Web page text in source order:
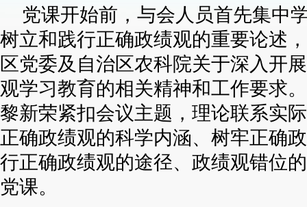
党课开始前，与会人员首先集中
树立和践行正确政绩观的重要论述
区党委及自治区农科院关于深入开
观学习教育的相关精神和工作要求
黎新荣紧扣会议主题，理论联系实
正确政绩观的科学内涵、树牢正确
行正确政绩观的途径、政绩观错位
党课。